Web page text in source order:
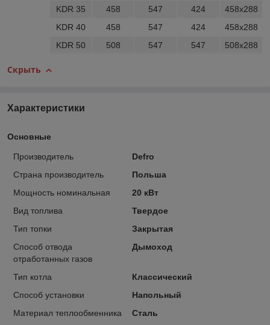
KDR 35
458 547 424
458x288
KDR 40
458 547 424
458x288
KDR 50
508 547 547 508x288
Скрыть
Характеристики
Основные
Производитель
Defro
Страна производитель
Польша
Мощность номинальная
20 кВт
Вид топлива
Твердое
Тип топки
Закрытая
Способ отвода
отработанных газов
Дымоход
Тип котла
Классический
Способ установки
Напольный
Материал теплообменника
Сталь